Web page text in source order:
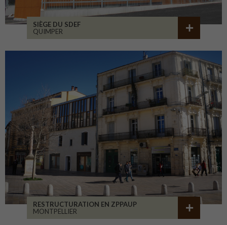
SIÈGE DU SDEF
QUIMPER
RESTRUCTURATION EN ZPPAUP
MONTPELLIER